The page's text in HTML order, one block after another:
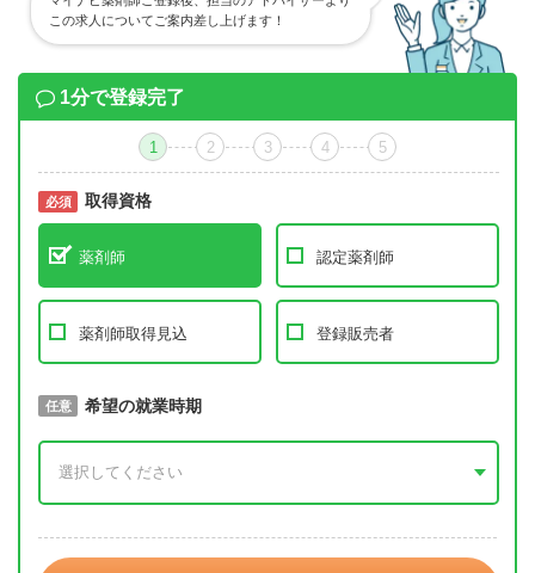
この求人についてご案内差し上げます！
1分で登録完了
1 2 3 4 5
必須 取得資格
薬剤師 認定薬剤師
薬剤師取得見込 登録販売者
必須 取得予定年
任意 希望の就業時期